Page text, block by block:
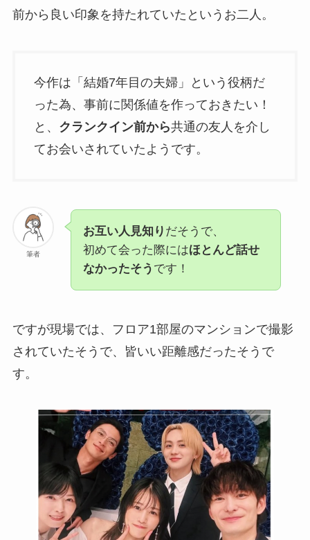
前から良い印象を持たれていたというお二人。
今作は「結婚7年目の夫婦」という役柄だ
った為、事前に関係値を作っておきたい！
と、 クランクイン前から共通の友人を介し
てお会いされていたようです。
筆者
お互い人見知り だそうで、
初めて会った際にはほとんど話せ
なかったそう です！
ですが現場では、フロア1部屋のマンションで撮影
されていたそうで、皆いい距離感だったそうで
す。